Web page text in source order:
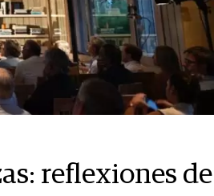
reflexiones de